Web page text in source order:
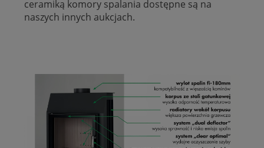
ceramiką komory spalania dostępne są na
naszych innych aukcjach.